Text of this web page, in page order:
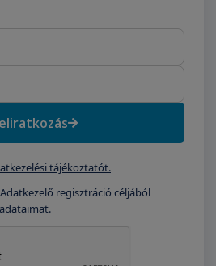
tájékoztatót.
regisztráció céljából